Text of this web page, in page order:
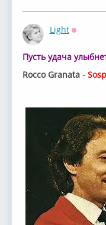
Light
Пусть удача
Rocco Granata-